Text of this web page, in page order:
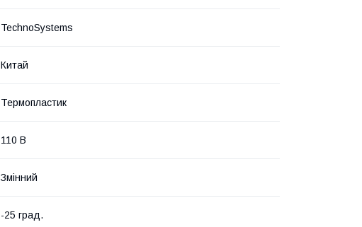
TechnoSystems
Китай
Термопластик
110 В
Змінний
-25 град.